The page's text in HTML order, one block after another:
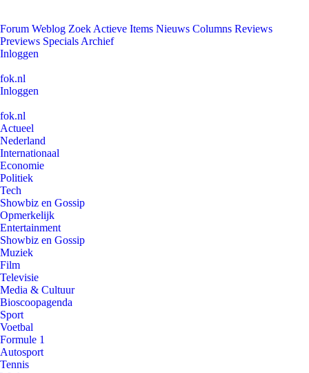
Forum Weblog Zoek Actieve Items Nieuws Columns Reviews
Previews Specials Archief
Inloggen
fok.nl
Inloggen
fok.nl
Actueel
Nederland
Internationaal
Economie
Politiek
Tech
Showbiz en Gossip
Opmerkelijk
Entertainment
Showbiz en Gossip
Muziek
Film
Televisie
Media & Cultuur
Bioscoopagenda
Sport
Voetbal
Formule 1
Autosport
Tennis